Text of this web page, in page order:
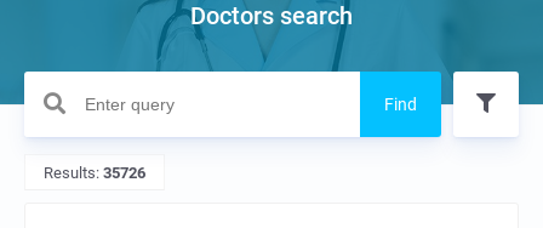
Doctors search
Find
Results: 35726